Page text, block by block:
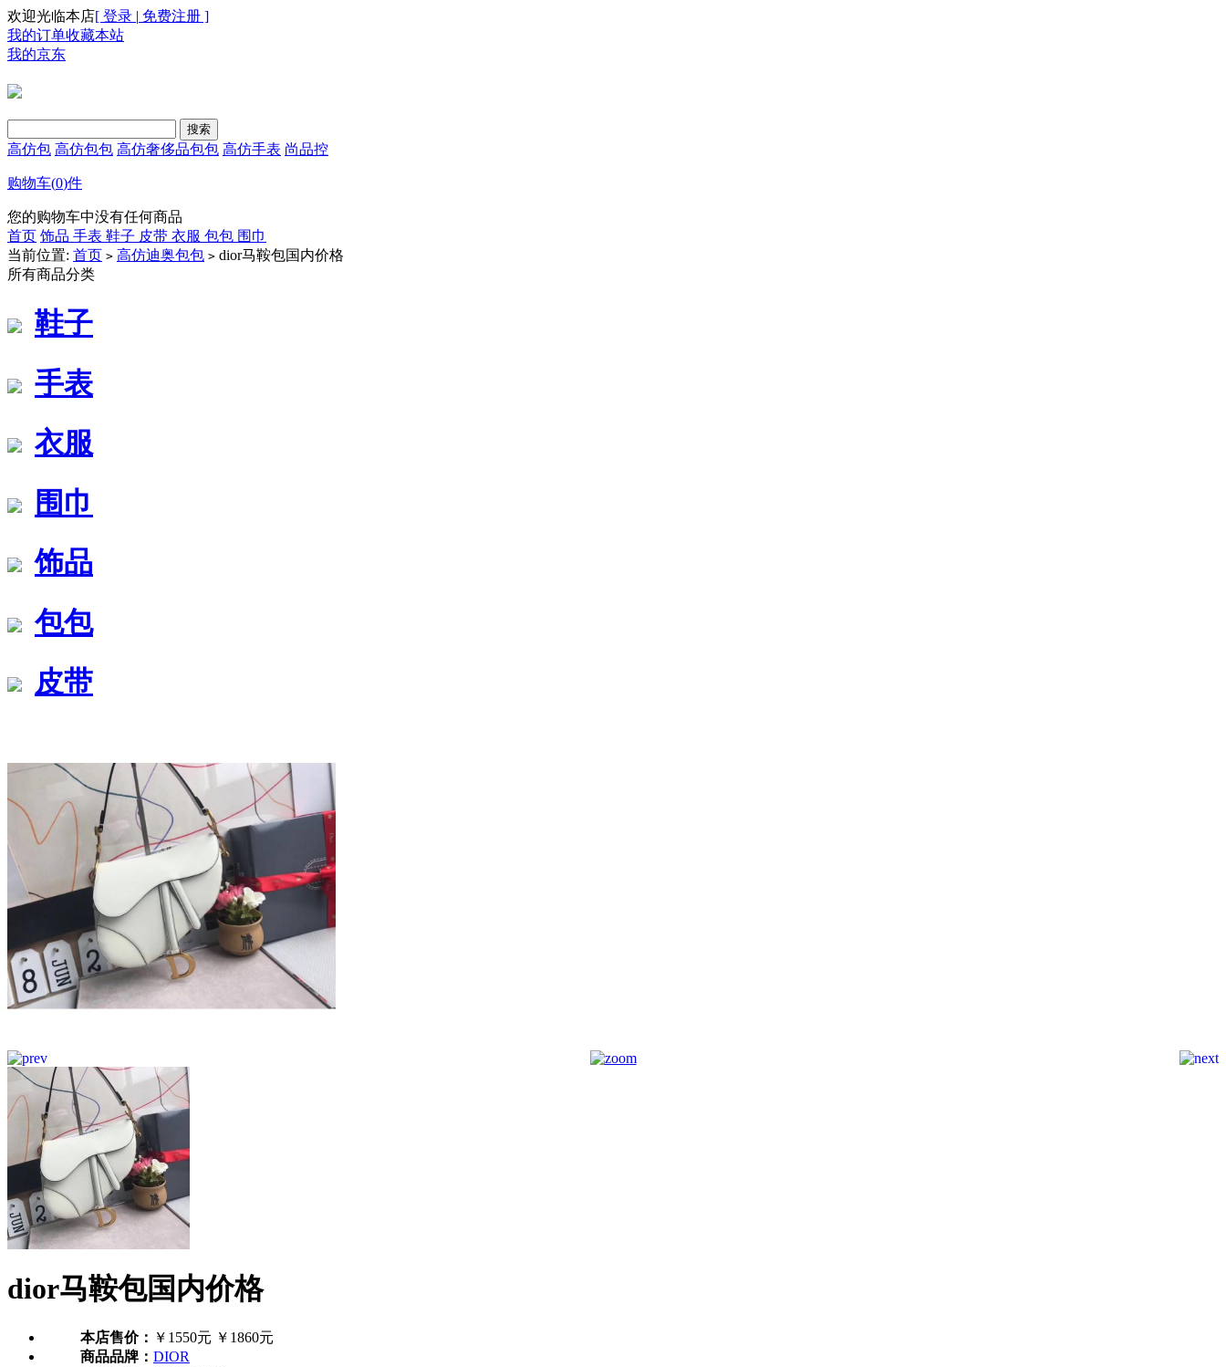
欢迎光临本店[ 登录 | 免费注册 ]
我的订单收藏本站
我的京东
高仿包 高仿包包 高仿奢侈品包包 高仿手表 尚品控
购物车(0)件
您的购物车中没有任何商品
首页 饰品 手表 鞋子 皮带 衣服 包包 围巾
当前位置: 首页 > 高仿迪奥包包 > dior马鞍包国内价格
所有商品分类
鞋子
手表
衣服
围巾
饰品
包包
皮带
dior马鞍包国内价格
本店售价： ￥1550元 ￥1860元
商品品牌： DIOR